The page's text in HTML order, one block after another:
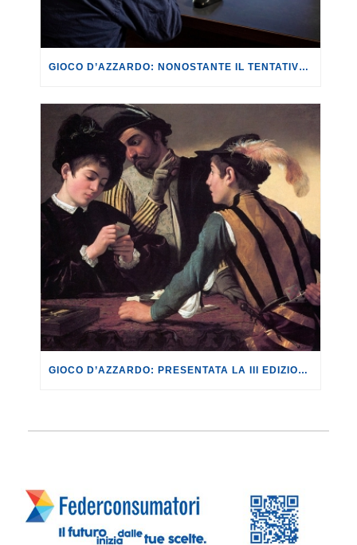
GIOCO D’AZZARDO: NONOSTANTE IL TENTATIVO DI NON FAR EMERGERE I DATI, FEDERCONSUMATORI, ISSCON E CGIL RIESCONO A PUBBLICARE IL II REPORT “NON COSÌ PICCOLI. LA DIFFUSIONE DELL’AZZARDO ONLINE NEI PICCOLI COMUNI ITALIANI”.
GIOCO D’AZZARDO: PRESENTATA LA III EDIZIONE DEL “LIBRO NERO DELL’AZZARDO. MAFIE, DIPENDENZE, GIOVANI, EUROPA” REALIZZATO DA CGIL, FEDERCONSUMATORI E FONDAZIONE ISSCON.